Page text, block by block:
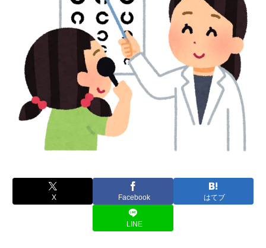
X Facebook はてブ
LINE